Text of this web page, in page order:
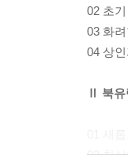
02 초
03 화
04 상
Ⅱ 북유
02 천